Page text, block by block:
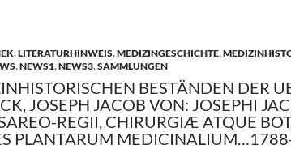
,LITERATURHINWEIS,MEDIZINGESCHICHTE,
,NEWS1,NEWS3,SAMMLUNGEN
BESTÄNDEN DER
JOSEPH JACOB VON: JOSEPHI
REGII, CHIRURGIÆ ATQUE
PLANTARUM